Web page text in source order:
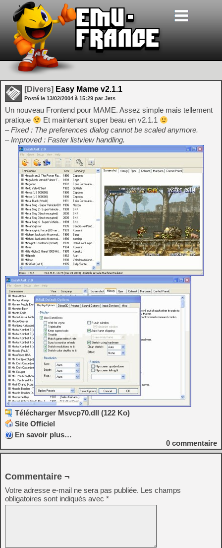
[Divers] Easy Mame v2.1.1
Posté le 13/02/2004 à 15:29 par Jets
Un nouveau Frontend pour MAME. Assez simple mais tellement
pratique
Et maintenant super beau en v2.1.1
– Fixed : The preferences dialog cannot be scaled anymore.
– Improved : Faster listview handling.
Télécharger Msvcp70.dll (122 Ko)
Site Officiel
En savoir plus…
0 commentaire
Commentaire ¬
Votre adresse e-mail ne sera pas publiée. Les champs
obligatoires sont indiqués avec *